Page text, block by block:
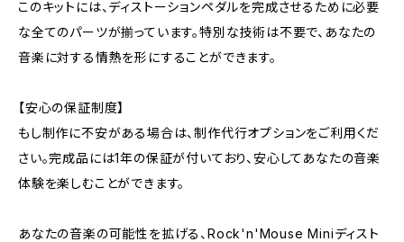
このキットには、ディストーションペダルを完成させるために必要
な全てのパーツが揃っています。特別な技術は不要で、あなたの
音楽に対する情熱を形にすることができます。
【安心の保証制度】
もし制作に不安がある場合は、制作代行オプションをご利用くだ
さい。完成品には1年の保証が付いており、安心してあなたの音楽
体験を楽しむことができます。
あなたの音楽の可能性を拡げる、Rock'n'Mouse Miniディスト